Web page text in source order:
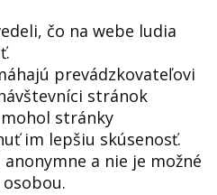
čo na webe ludia
prevádzkovateľovi
stránok
stránky
im lepšiu skúsenosť.
a nie je možné